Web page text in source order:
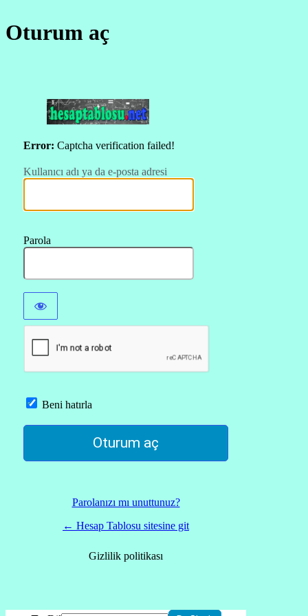
Oturum aç
Error: Captcha verification failed!
Kullanıcı adı ya da e-posta adresi
Parola
Beni hatırla
Parolanızı mı unuttunuz?
← Hesap Tablosu sitesine git
Gizlilik politikası